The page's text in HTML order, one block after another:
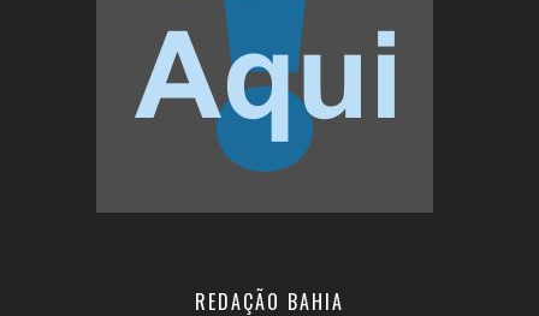
REDAÇÃO BAHIA